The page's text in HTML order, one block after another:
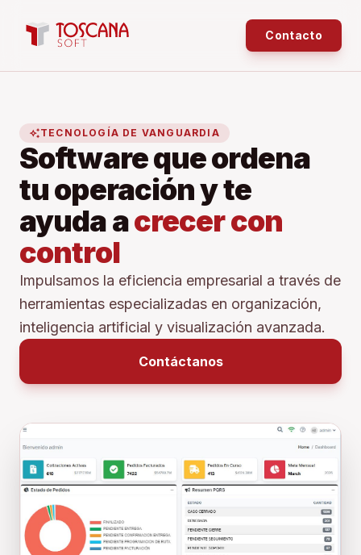
Contacto
auto_awesomeTECNOLOGÍA DE VANGUARDIA
Software que ordena
tu operación y te
ayuda acrecer con
control
Impulsamos la eficiencia empresarial a través de
herramientas especializadas en organización,
inteligencia artificial y visualización avanzada.
Contáctanos